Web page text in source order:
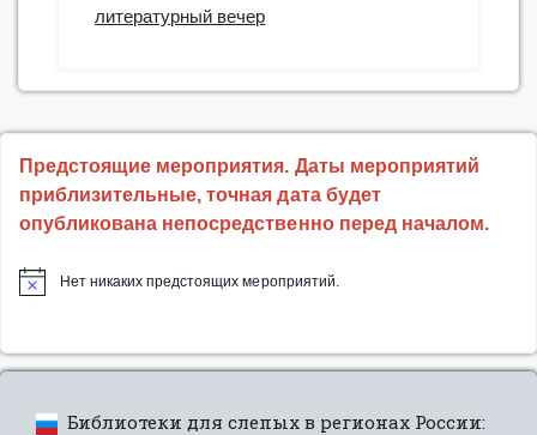
литературный вечер
Предстоящие мероприятия. Даты мероприятий
приблизительные, точная дата будет
опубликована непосредственно перед началом.
Нет никаких предстоящих мероприятий.
Библиотеки для слепых в регионах России: